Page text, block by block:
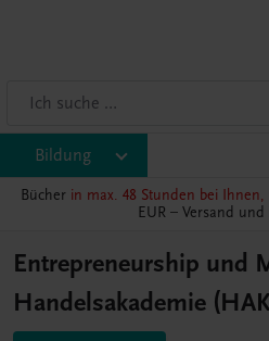
Bildung
Bücher in max. 48 Stunden bei Ihnen,
EUR – Versand
Entrepreneurship und
Handelsakademie